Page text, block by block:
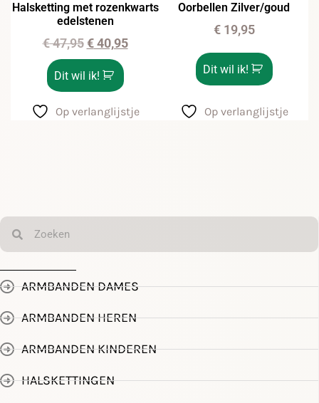
Halsketting met rozenkwarts
edelstenen
€47,95 €40,95
Dit wil ik!
Op verlanglijstje
Oorbellen Zilver/goud
€19,95
Dit wil ik!
Op verlanglijstje
ARMBANDEN DAMES
ARMBANDEN HEREN
ARMBANDEN KINDEREN
HALSKETTINGEN